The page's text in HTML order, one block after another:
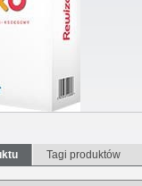
Tagi produktów